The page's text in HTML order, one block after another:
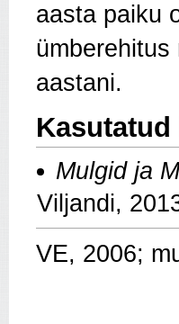
aasta paiku
aastani.
Mulgid ja
Viljandi,
VE, 2006;